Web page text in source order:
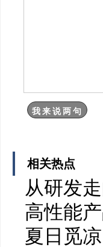
相关热点
从研发
高性能
夏日觅